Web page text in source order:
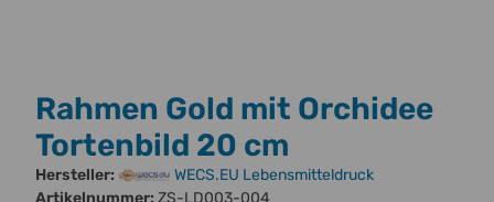
Rahmen Gold mit Orchidee
Tortenbild 20 cm
Hersteller:
WECS.EU Lebensmitteldruck
Artikelnummer: ZS-LD003-004